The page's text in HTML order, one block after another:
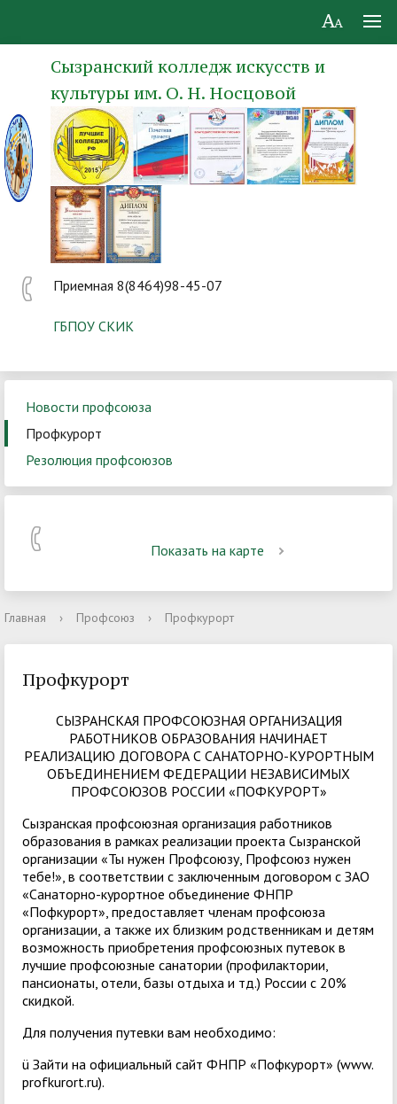
Сызранский колледж искусств и
культуры им. О. Н. Носцовой
Приемная 8(8464)98-45-07
ГБПОУ СКИК
Новости профсоюза
Профкурорт
Резолюция профсоюзов
Показать на карте
Главная › Профсоюз › Профкурорт
Профкурорт
СЫЗРАНСКАЯ ПРОФСОЮЗНАЯ ОРГАНИЗАЦИЯ
РАБОТНИКОВ ОБРАЗОВАНИЯ НАЧИНАЕТ
РЕАЛИЗАЦИЮ ДОГОВОРА С САНАТОРНО-КУРОРТНЫМ
ОБЪЕДИНЕНИЕМ ФЕДЕРАЦИИ НЕЗАВИСИМЫХ
ПРОФСОЮЗОВ РОССИИ «ПОФКУРОРТ»
Сызранская профсоюзная организация работников
образования в рамках реализации проекта Сызранской
организации «Ты нужен Профсоюзу, Профсоюз нужен
тебе!», в соответствии с заключенным договором с ЗАО
«Санаторно-курортное объединение ФНПР
«Пофкурорт», предоставляет членам профсоюза
организации, а также их близким родственникам и детям
возможность приобретения профсоюзных путевок в
лучшие профсоюзные санатории (профилактории,
пансионаты, отели, базы отдыха и тд.) России с 20%
скидкой.
Для получения путевки вам необходимо:
ü Зайти на официальный сайт ФНПР «Пофкурорт» (www.
profkurort.ru).